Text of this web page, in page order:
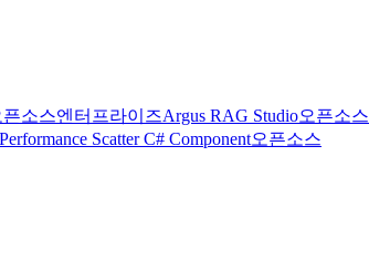
픈소스엔터프라이즈Argus RAG Studio오픈소스
Scatter C# Component오픈소스